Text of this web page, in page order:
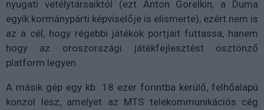
nyugati vetélytársaiktól (ezt Anton Gorelkin, a Duma
egyik kormánypárti képviselője is elismerte), ezért nem is
az a cél, hogy régebbi játékok portjait futtassa, hanem
hogy az oroszországi játékfejlesztést ösztönző
platform legyen.
A másik gép egy kb. 18 ezer forintba kerülő, felhőalapú
konzol lesz, amelyet az MTS telekommunikációs cég